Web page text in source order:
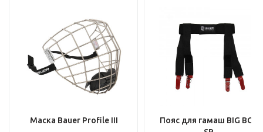
Маска Bauer Profile III
Пояс для гамаш BIG BOY